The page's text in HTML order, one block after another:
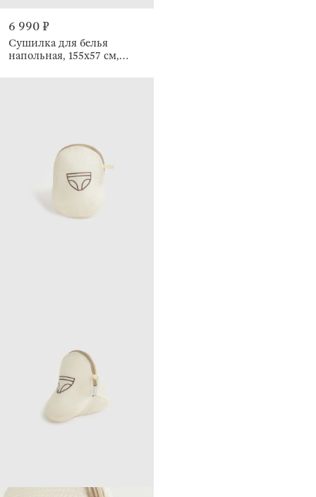
6 990 ₽
Сушилка для белья
напольная, 155х57 см,